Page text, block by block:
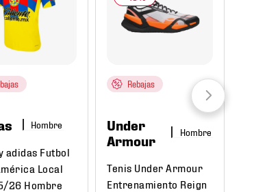
Hombre
adidas Futbol
Local
26 Hombre
Rebajas
Under
Armour
Hombre
Tenis Under Armour
Entrenamiento Reign